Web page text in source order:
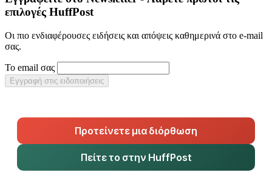
επιλογές HuffPost
Οι πιο ενδιαφέρουσες ειδήσεις και απόψεις καθημερινά στο e-mail
σας.
Το email σας
Εγγραφή στις ειδοποιήσεις
Προτείνετε μια διόρθωση
Πείτε το στην HuffPost